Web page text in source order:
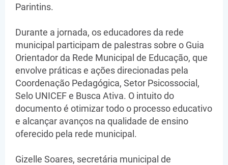
Parintins.
Durante a jornada, os educadores da rede
municipal participam de palestras sobre o Guia
Orientador da Rede Municipal de Educação, que
envolve práticas e ações direcionadas pela
Coordenação Pedagógica, Setor Psicossocial,
Selo UNICEF e Busca Ativa. O intuito do
documento é otimizar todo o processo educativo
e alcançar avanços na qualidade de ensino
oferecido pela rede municipal.
Gizelle Soares, secretária municipal de